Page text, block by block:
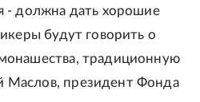
- должна дать хорошие
будут говорить о
традиционную
Маслов, президент Фонда